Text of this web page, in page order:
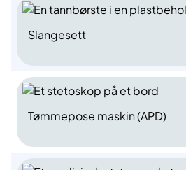
Slangesett
Tømmepose maskin (APD)